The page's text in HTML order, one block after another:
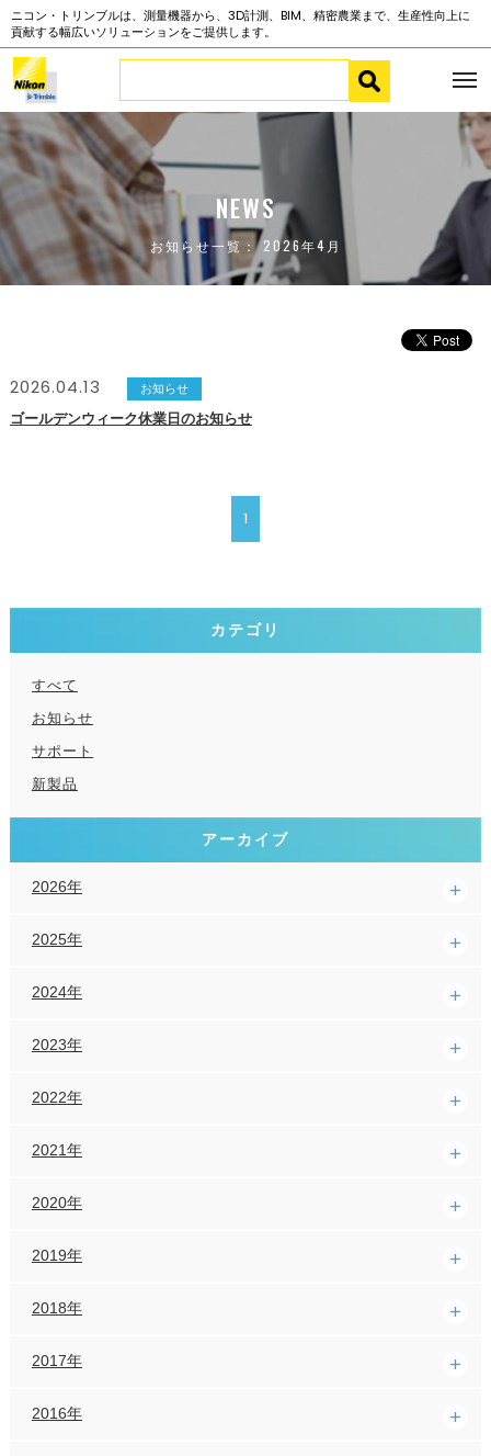
ニコン・トリンブルは、測量機器から、3D計測、BIM、精密農業まで、生産性向上に
貢献する幅広いソリューションをご提供します。
NEWS
お知らせ一覧： 2026年4月
2026.04.13 お知らせ
ゴールデンウィーク休業日のお知らせ
1
カテゴリ
すべて
お知らせ
サポート
新製品
アーカイブ
2026年
2025年
2024年
2023年
2022年
2021年
2020年
2019年
2018年
2017年
2016年